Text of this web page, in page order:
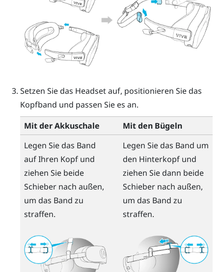
Setzen Sie das Headset auf, positionieren Sie das
Kopfband und passen Sie es an.
Mit der Akkuschale
Mit den Bügeln
Legen Sie das Band
auf Ihren Kopf und
ziehen Sie beide
Schieber nach außen,
um das Band zu
straffen.
Legen Sie das Band um
den Hinterkopf und
ziehen Sie dann beide
Schieber nach außen,
um das Band zu
straffen.